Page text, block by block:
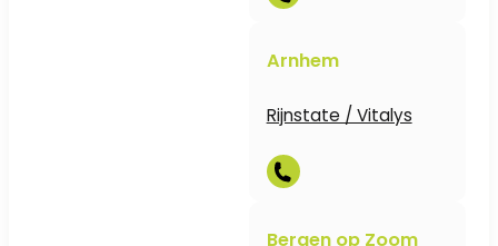
Arnhem
Rijnstate / Vitalys
Bergen op Zoom